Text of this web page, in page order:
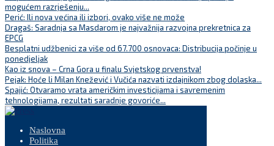
mogućem razrješenju...
Perić: Ili nova većina ili izbori, ovako više ne može
Dragaš: Saradnja sa Masdarom je najvažnija razvojna prekretnica za
EPCG
Besplatni udžbenici za više od 67.700 osnovaca: Distribucija počinje u
ponedjeljak
Kao iz snova – Crna Gora u finalu Svjetskog prvenstva!
Pejak: Hoće li Milan Knežević i Vučića nazvati izdajnikom zbog dolaska...
Spajić: Otvaramo vrata američkim investicijama i savremenim
tehnologijama, rezultati saradnje govoriće...
Naslovna
Politika